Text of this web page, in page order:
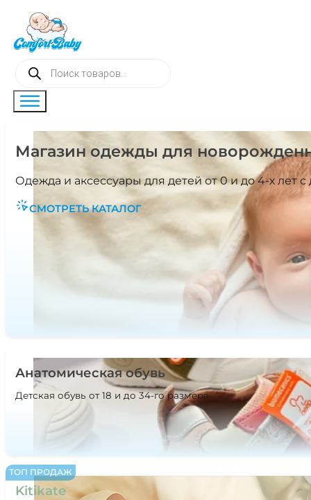
Поиск
товаров
Магазин oдежды для
Одежда и аксессуары для детей от 0 и до 4-х лет
СМОТРЕТЬ КАТАЛОГ
Анатомическая обувь
Детская обувь от 18 и до 34-го размера
Kitikate
ТОП ПРОДАЖ